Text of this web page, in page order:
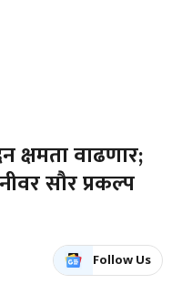
क्षमता वाढणार;
सौर प्रकल्प
Follow Us